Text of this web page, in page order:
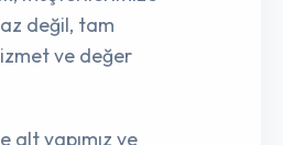
değil, tam
ve değer
alt yapımız ve